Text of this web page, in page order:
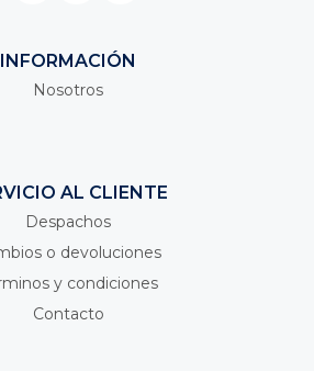
INFORMACIÓN
Nosotros
AL CLIENTE
Despachos
o devoluciones
y condiciones
Contacto